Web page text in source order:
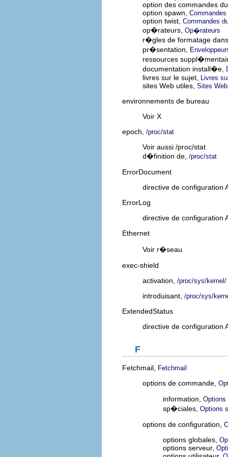
option des commandes
option spawn,
option twist, Commandes
op�rateurs, Op�rateurs
r�gles de formatage
pr�sentation,
ressources
documentation install�e,
livres sur le sujet, Livres
sites Web utiles, Sites
environnements de bureau
Voir X
epoch, /proc/stat
Voir aussi /proc/stat
d�finition de, /proc/stat
ErrorDocument
directive de configuration
ErrorLog
directive de configuration
Ethernet
Voir r�seau
exec-shield
activation, /proc/sys/kernel/
introduisant, /proc/sys/
ExtendedStatus
directive de configuration
F
Fetchmail, Fetchmail
options de commande,
information, Options
sp�ciales, Options
options de configuration,
options globales,
options serveur,